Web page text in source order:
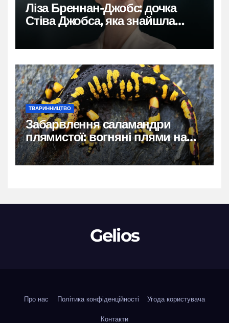
Ліза Бреннан-Джобс: дочка
Стіва Джобса, яка знайшла
власний голос
ТВАРИННИЦТВО
Забарвлення саламандри
плямистої: вогняні плями на
чорному тлі
Gelios
Про нас Політика конфіденційності Угода користувача
Контакти